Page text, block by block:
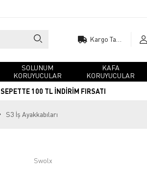
SOLUNUM
KORUYUCULAR
KAFA
KORUYUCULAR
SEPETTE 100 TL İNDİRİM FIRSATI
S3 İş Ayakkabıları
Swolx